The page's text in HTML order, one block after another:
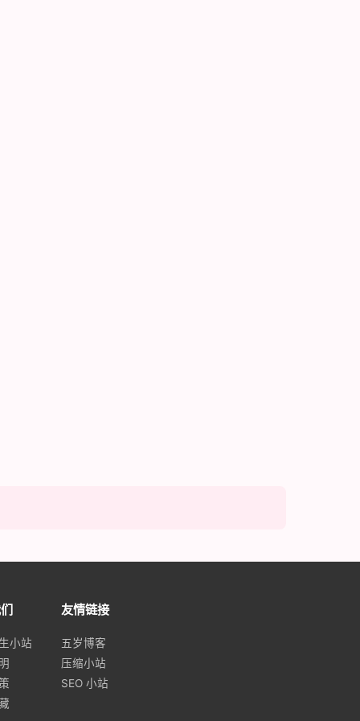
小站
友情链接
五岁博客
压缩小站
SEO 小站